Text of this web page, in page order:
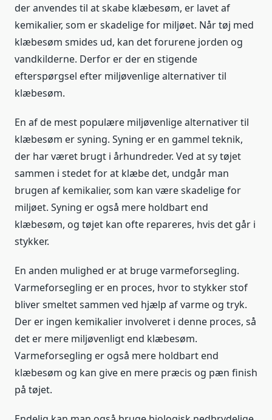
der anvendes til at skabe klæbesøm, er lavet af
kemikalier, som er skadelige for miljøet. Når tøj med
klæbesøm smides ud, kan det forurene jorden og
vandkilderne. Derfor er der en stigende
efterspørgsel efter miljøvenlige alternativer til
klæbesøm.
En af de mest populære miljøvenlige alternativer til
klæbesøm er syning. Syning er en gammel teknik,
der har været brugt i århundreder. Ved at sy tøjet
sammen i stedet for at klæbe det, undgår man
brugen af kemikalier, som kan være skadelige for
miljøet. Syning er også mere holdbart end
klæbesøm, og tøjet kan ofte repareres, hvis det går i
stykker.
En anden mulighed er at bruge varmeforsegling.
Varmeforsegling er en proces, hvor to stykker stof
bliver smeltet sammen ved hjælp af varme og tryk.
Der er ingen kemikalier involveret i denne proces, så
det er mere miljøvenligt end klæbesøm.
Varmeforsegling er også mere holdbart end
klæbesøm og kan give en mere præcis og pæn finish
på tøjet.